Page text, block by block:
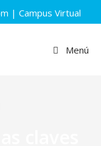
| Campus Virtual
Menú